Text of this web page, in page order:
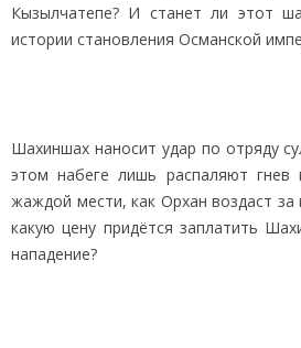
Кызылчатепе? И станет ли этот
истории становления Османской
Шахиншах наносит удар по отряду
этом набеге лишь распаляют гнев
жаждой мести, как Орхан воздаст за
какую цену придётся заплатить
нападение?